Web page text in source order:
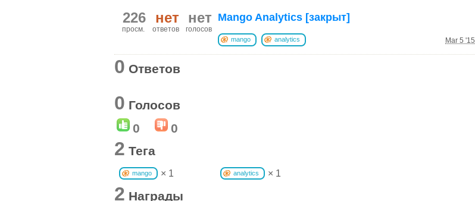
нет
голосов
нет
ответов
226
просм.
Mar 5 '15
Mango Analytics [закрыт]
mango analytics
0 Ответов
0 Голосов
0
0
2 Тега
mango × 1 analytics × 1
2 Награды